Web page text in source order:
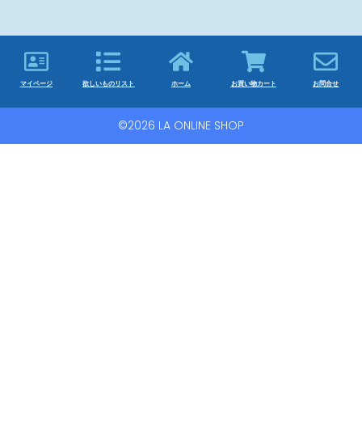
マイページ 欲しいものリスト ホーム お買い物カート お問合せ
©2026 LA ONLINE SHOP